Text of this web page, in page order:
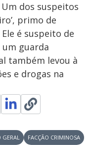
dos suspeitos
primo de
Ele é suspeito de
guarda
também levou à
e drogas na
GERAL FACÇÃO CRIMINOSA